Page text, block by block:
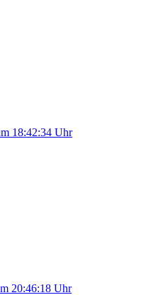
18:42:34 Uhr
20:46:18 Uhr